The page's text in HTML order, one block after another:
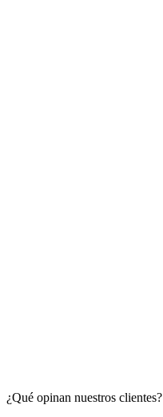
¿Qué opinan nuestros clientes?